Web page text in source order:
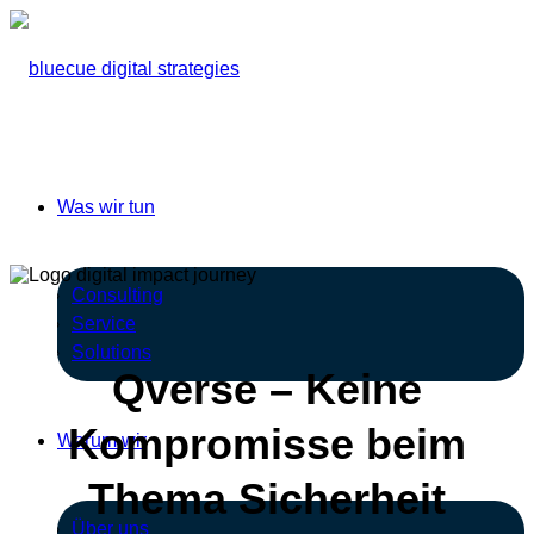
Was wir tun
Consulting
Service
Solutions
Warum wir
Über uns
Qverse – Keine
Kompromisse beim
Thema Sicherheit